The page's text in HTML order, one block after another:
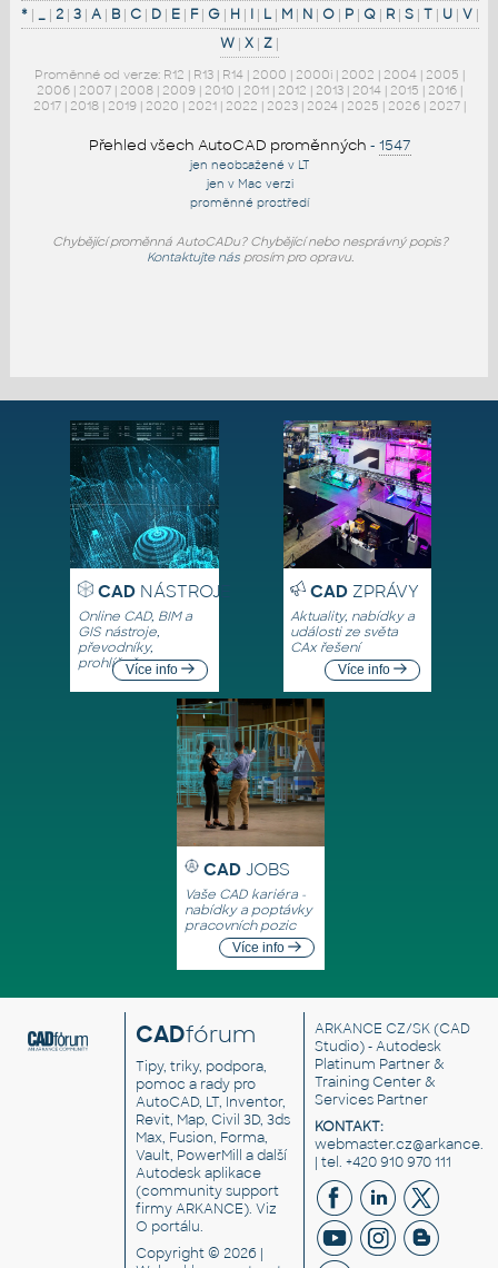
*| _| 2| 3| A| B| C| D| E| F| G| H | I| L| M| N| O| P| Q| R| S| T| U| V|
W | X | Z |
Proměnné od verze: R12 | R13 | R14 | 2000 | 2000i | 2002 | 2004 | 2005 |
2006 | 2007 | 2008 | 2009 | 2010 | 2011 | 2012 | 2013 | 2014 | 2015 | 2016 |
2017 | 2018 | 2019 | 2020 | 2021 | 2022 | 2023 | 2024 | 2025 | 2026 | 2027 |
Přehled všech AutoCAD proměnných - 1547
jen neobsažené v LT
jen v Mac verzi
proměnné prostředí
Chybějící proměnná AutoCADu? Chybějící nebo nesprávný popis?
Kontaktujte násprosím pro opravu.
CADNÁSTROJE
Online CAD, BIM a
GIS nástroje,
převodníky,
prohlížečeVíce info
CADZPRÁVY
Aktuality, nabídky a
události ze světa
CAx řešení
Více info
CAD JOBS
Vaše CAD kariéra -
nabídky a poptávky
pracovních pozic
Více info
CADfórum
Tipy, triky, podpora,
pomoc a rady pro
AutoCAD, LT, Inventor,
Revit, Map, Civil 3D, 3ds
Max, Fusion, Forma,
Vault, PowerMill a další
Autodesk aplikace
(community support
firmy ARKANCE). Viz
O portálu.
Copyright © 2026 |
ARKANCE CZ/SK(CAD
Studio) - Autodesk
Platinum Partner &
Training Center &
Services Partner
KONTAKT:
| tel. +420 910 970 111